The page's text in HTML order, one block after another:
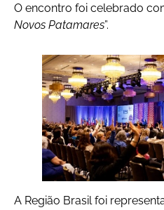
O encontro foi celebrado
Novos Patamares”.
A Região Brasil foi